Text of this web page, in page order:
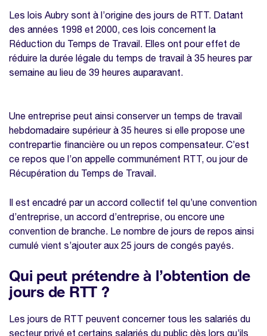
Modèle planning congés excel
Modèle calcul des heures supplémentaires
Les lois Aubry sont à l’origine des jours de RTT. Datant
des années 1998 et 2000, ces lois concernent la
Réduction du Temps de Travail. Elles ont pour effet de
réduire la durée légale du temps de travail à 35 heures par
semaine au lieu de 39 heures auparavant.
Une entreprise peut ainsi conserver un temps de travail
hebdomadaire supérieur à 35 heures si elle propose une
contrepartie financière ou un repos compensateur. C’est
ce repos que l’on appelle communément RTT, ou jour de
Récupération du Temps de Travail.
Il est encadré par un accord collectif tel qu’une convention
d’entreprise, un accord d’entreprise, ou encore une
convention de branche. Le nombre de jours de repos ainsi
cumulé vient s’ajouter aux 25 jours de congés payés.
Qui peut prétendre à l’obtention de
jours de RTT ?
Les jours de RTT peuvent concerner tous les salariés du
secteur privé et certains salariés du public dès lors qu’ils